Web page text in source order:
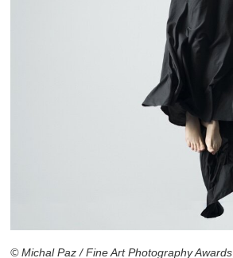
© Michal Paz / Fine Art Photography Awards